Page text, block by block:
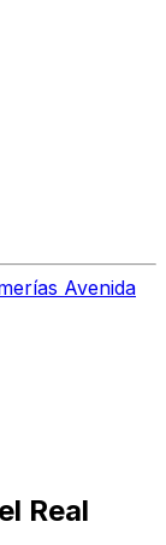
Avenida
Real